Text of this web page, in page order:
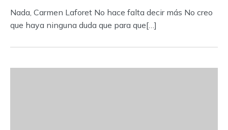
Nada, Carmen Laforet No hace falta decir más No creo
que haya ninguna duda que para que[…]